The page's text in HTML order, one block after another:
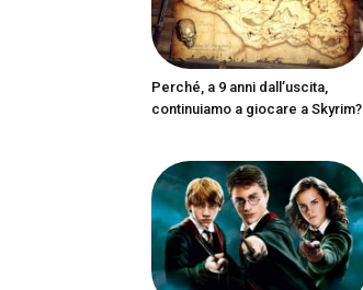
Perché, a 9 anni dall’uscita,
continuiamo a giocare a Skyrim?